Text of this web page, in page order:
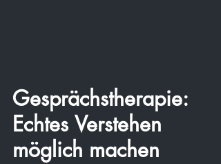
Gesprächstherapie:
Echtes Verstehen
möglich machen